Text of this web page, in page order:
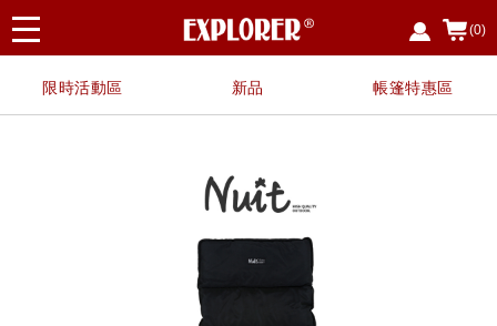
(0)
限時活動區 新品 帳篷特惠區